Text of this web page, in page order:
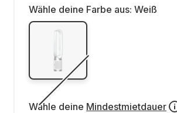
Wähle deine Farbe aus: Weiß
Wähle deine Mindestmietdauer